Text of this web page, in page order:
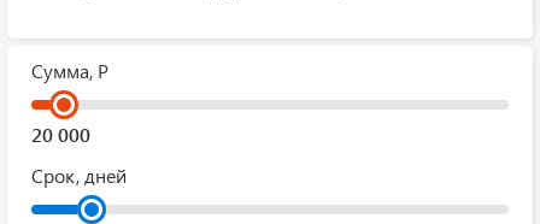
Сумма, Р
Срок, дней